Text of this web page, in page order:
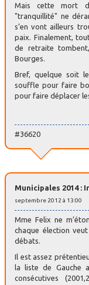
Mais cette mort
"tranquillité" ne
s’en vont ailleurs
paix. Finalement,
de retraite
Bourges.
Bref, quelque soit
souffle pour faire
pour faire déplacer
#36620
Municipales 2014 :
septembre 2012 à 13:00
Mme Felix ne
chaque élection
débats.
Il est assez
la liste de Gauche
consécutives